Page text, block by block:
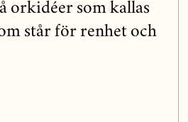
orkidéer som kallas
står för renhet och